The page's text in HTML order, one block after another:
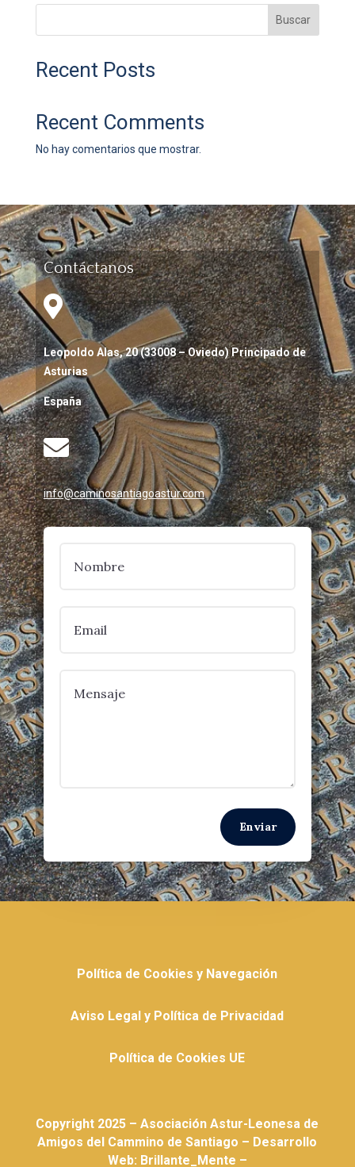
Buscar
Recent Posts
Recent Comments
No hay comentarios que mostrar.
Contáctanos

Leopoldo Alas, 20 (33008 – Oviedo) Principado de
Asturias
España

info@caminosantiagoastur.com
Enviar
Política de Cookies y Navegación
Aviso Legal y Política de Privacidad
Política de Cookies UE
Copyright 2025 – Asociación Astur-Leonesa de
Amigos del Cammino de Santiago – Desarrollo
Web: Brillante_Mente –